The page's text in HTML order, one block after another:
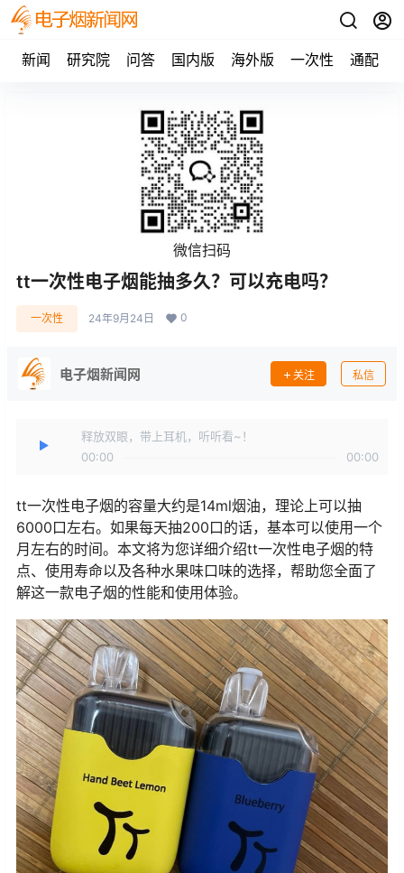
新闻 研究院 问答 国内版 海外版 一次性 通配
微信扫码
tt一次性电子烟能抽多久？可以充电吗？
一次性 24年9月24日 0
电子烟新闻网 关注 私信
释放双眼，带上耳机，听听看~！
00:00
00:00
tt一次性电子烟的容量大约是14ml烟油，理论上可以抽
6000口左右。如果每天抽200口的话，基本可以使用一个
月左右的时间。本文将为您详细介绍tt一次性电子烟的特
点、使用寿命以及各种水果味口味的选择，帮助您全面了
解这一款电子烟的性能和使用体验。